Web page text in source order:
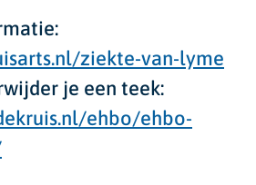
ziekte-van-lyme
je een teek:
ehbo/ehbo-